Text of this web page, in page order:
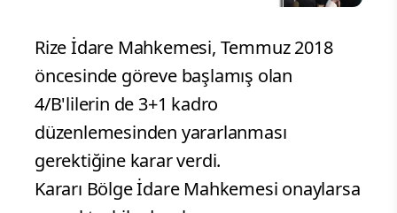
Rize İdare Mahkemesi, Temmuz 2018
öncesinde göreve başlamış olan
4/B'lilerin de 3+1 kadro
düzenlemesinden yararlanması
gerektiğine karar verdi.
Kararı Bölge İdare Mahkemesi onaylarsa